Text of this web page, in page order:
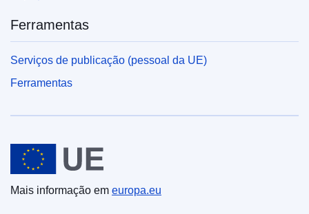
Ferramentas
Serviços de publicação (pessoal da UE)
Ferramentas
União Europeia
Mais informação em europa.eu